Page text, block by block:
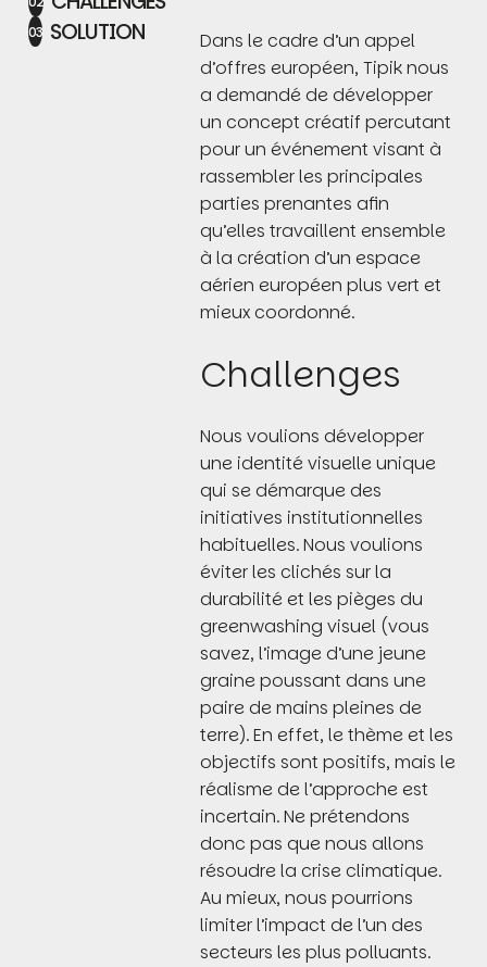
03 SOLUTION
Dans le cadre d’un appel
d’offres européen, Tipik nous
a demandé de développer
un concept créatif percutant
pour un événement visant à
rassembler les principales
parties prenantes afin
qu’elles travaillent ensemble
à la création d’un espace
aérien européen plus vert et
mieux coordonné.
Challenges
Nous voulions développer
une identité visuelle unique
qui se démarque des
initiatives institutionnelles
habituelles. Nous voulions
éviter les clichés sur la
durabilité et les pièges du
greenwashing visuel (vous
savez, l’image d’une jeune
graine poussant dans une
paire de mains pleines de
terre). En effet, le thème et les
objectifs sont positifs, mais le
réalisme de l’approche est
incertain. Ne prétendons
donc pas que nous allons
résoudre la crise climatique.
Au mieux, nous pourrions
limiter l’impact de l’un des
secteurs les plus polluants.